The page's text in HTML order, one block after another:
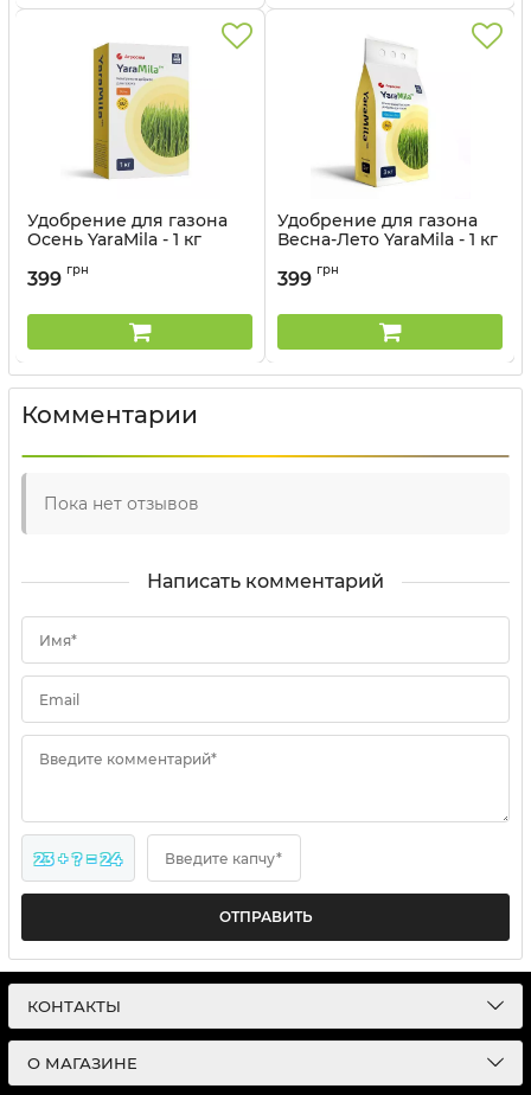
Удобрение для газона
Осень YaraMila - 1 кг
399 грн
Удобрение для газона
Весна-Лето YaraMila - 1 кг
399 грн
Комментарии
Пока нет отзывов
Написать комментарий
Имя*
Email
Введите комментарий*
23 + ? = 24 Введите капчу*
ОТПРАВИТЬ
КОНТАКТЫ
О МАГАЗИНЕ